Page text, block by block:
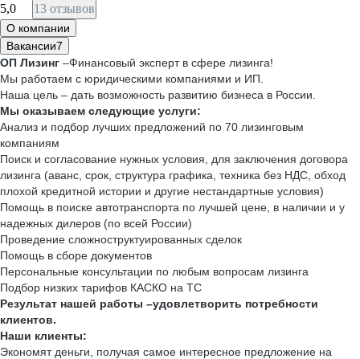
5,0 13 отзывов
О компании
Вакансии7
ОП Лизинг –Финансовый эксперт в сфере лизинга!
Мы работаем с юридическими компаниями и ИП.
Наша цель – дать возможность развитию бизнеса в России.
Мы оказываем следующие услуги:
Анализ и подбор лучших предложений по 70 лизинговым
компаниям
Поиск и согласование нужных условия, для заключения договора
лизинга (аванс, срок, структура графика, техника без НДС, обход
плохой кредитной истории и другие нестандартные условия)
Помощь в поиске автотранспорта по лучшей цене, в наличии и у
надежных дилеров (по всей России)
Проведение сложноструктуированных сделок
Помощь в сборе документов
Персональные консультации по любым вопросам лизинга
Подбор низких тарифов КАСКО на ТС
Результат нашей работы –удовлетворить потребности
клиентов.
Наши клиенты:
Экономят деньги, получая самое интересное предложение на